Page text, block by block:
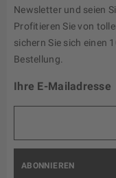
Newsletter und seien
Profitieren Sie von
sichern Sie sich einen
Bestellung.
Ihre E-Mailadresse
ABONNIEREN